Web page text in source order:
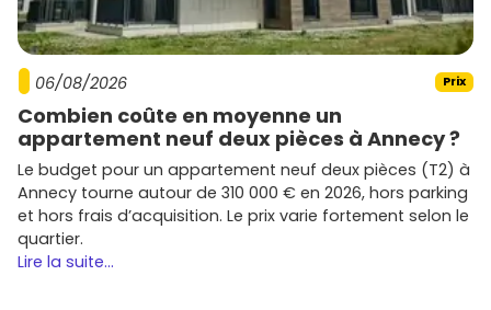
Les critères les plus demandés sur le marché :
Espaces extérieurssoignés (balcon, terrasse, jardin
privatif), très appréciés sur les coteaux.
Performances énergétiques
élevées et charges
contenues grâce aux normesRE 2020
Petites copropriétésavec peu de lots, parkings et
local vélo pour une vie simple et pratique.
Proximité des transportset des commerces pour
faciliter la revente ou la location.
Plans optimisés
avec rangements) pour maximiser l'usage et la
06/08/2026 Prix
Combien coûte en moyenne un
appartement neuf deux pièces à Annecy ?
Le budget pour un appartement neuf deux pièces (T2) à
Annecy tourne autour de 310 000 € en 2026, hors parking
et hors frais d’acquisition. Le prix varie fortement selon le
quartier.
Lire la suite...